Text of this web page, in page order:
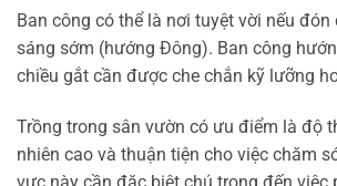
Ban công có thể là nơi tuyệt vời nếu
sáng sớm (hướng Đông). Ban công
chiều gắt cần được che chắn kỹ lưỡng
Trồng trong sân vườn có ưu điểm là độ
nhiên cao và thuận tiện cho việc chăm